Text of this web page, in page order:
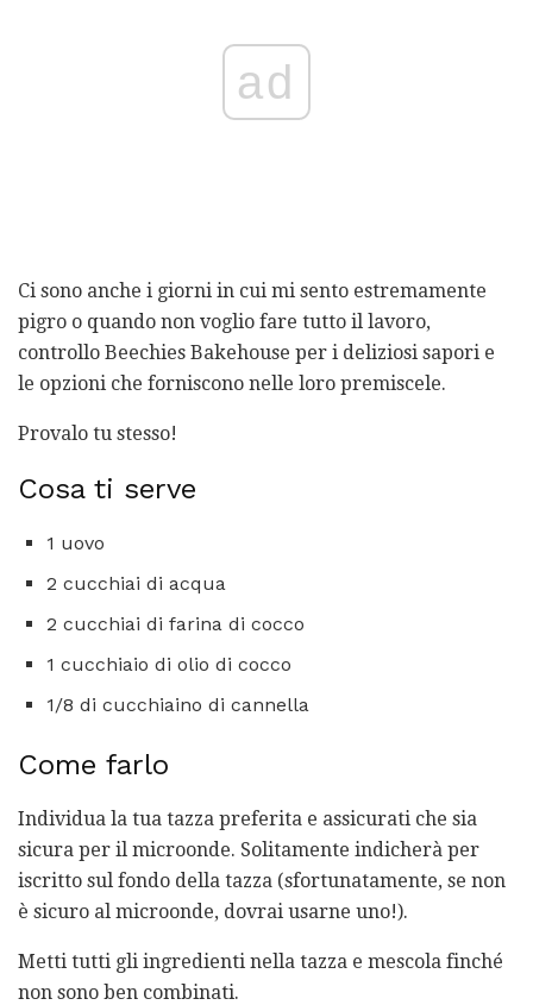
ad
Ci sono anche i giorni in cui mi sento estremamente
pigro o quando non voglio fare tutto il lavoro,
controllo Beechies Bakehouse per i deliziosi sapori e
le opzioni che forniscono nelle loro premiscele.
Provalo tu stesso!
Cosa ti serve
1 uovo
2 cucchiai di acqua
2 cucchiai di farina di cocco
1 cucchiaio di olio di cocco
1/8 di cucchiaino di cannella
Come farlo
Individua la tua tazza preferita e assicurati che sia
sicura per il microonde. Solitamente indicherà per
iscritto sul fondo della tazza (sfortunatamente, se non
è sicuro al microonde, dovrai usarne uno!).
Metti tutti gli ingredienti nella tazza e mescola finché
non sono ben combinati.